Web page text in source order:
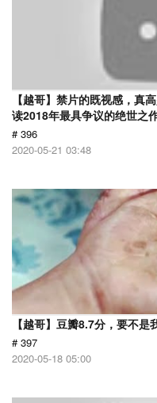
【越哥】禁片的既视感，真
读2018年最具争议的绝世之
# 396
2020-05-21 03:48
【越哥】豆瓣8.7分，要不
# 397
2020-05-18 05:00